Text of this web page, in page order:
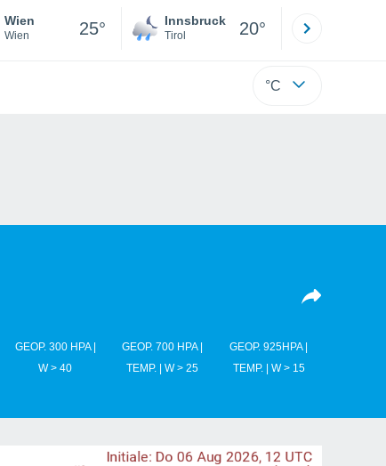
Wien
Wien 25° Innsbruck
Tirol 20°
°C
GEOP. 300 HPA |
W > 40
GEOP. 700 HPA |
TEMP. | W > 25
GEOP. 925HPA |
TEMP. | W > 15